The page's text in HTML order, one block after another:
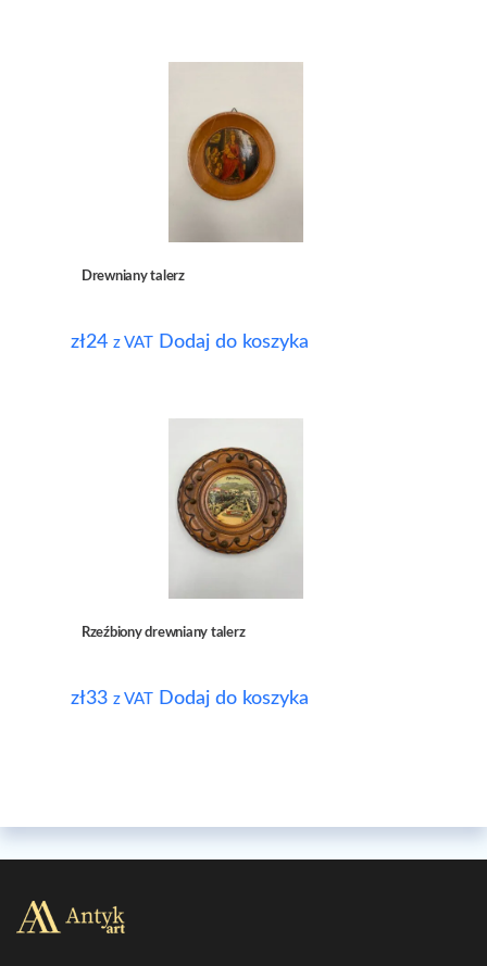
Drewniany talerz
zł24 z VAT Dodaj do koszyka
Rzeźbiony drewniany talerz
zł33 z VAT Dodaj do koszyka